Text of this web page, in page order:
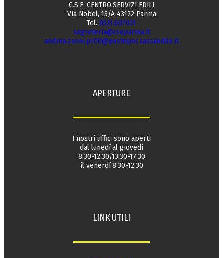
C.S.E. CENTRO SERVIZI EDILI
Via Nobel, 13/A 43122 Parma
Tel. 0521.607031
segreteria@cseparma.it
andrea.zanni.pr00@postepec.cassaedile.it
APERTURE
I nostri uffici sono aperti
dal lunedì al giovedì
8.30-12.30/13.30-17.30
il venerdì 8.30-12.30
LINK UTILI